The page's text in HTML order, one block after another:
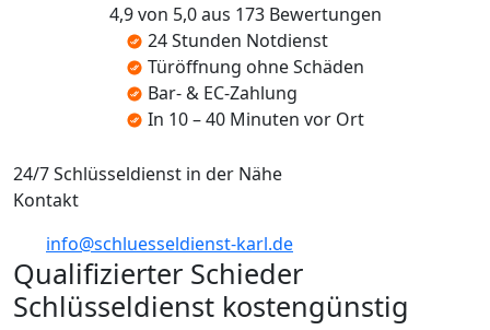
4,9 von 5,0 aus 173 Bewertungen
24 Stunden Notdienst
Türöffnung ohne Schäden
Bar- & EC-Zahlung
In 10 – 40 Minuten vor Ort
24/7 Schlüsseldienst in der Nähe
Kontakt
info@schluesseldienst-karl.de
Qualifizierter Schieder
Schlüsseldienst kostengünstig